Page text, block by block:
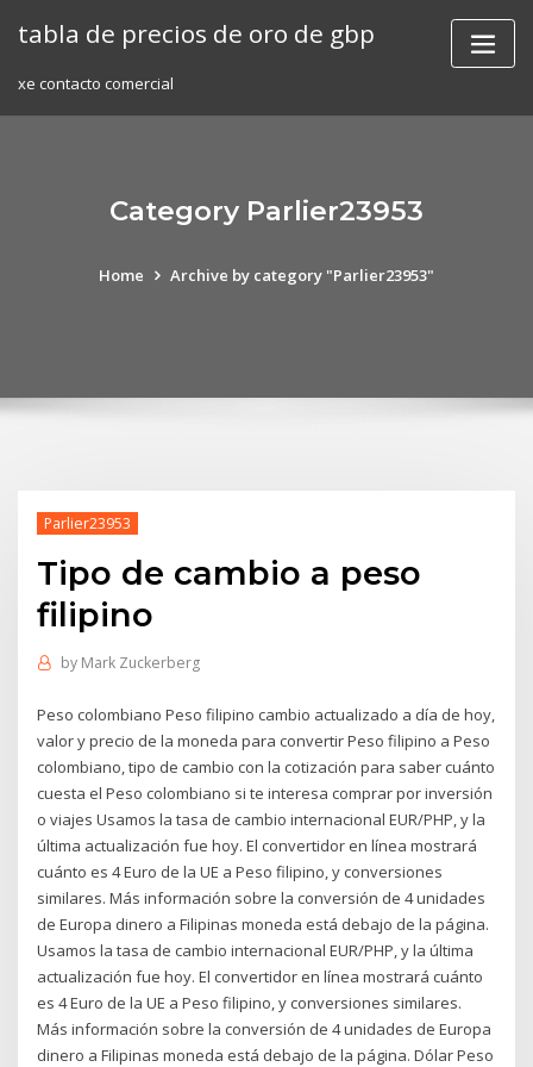
tabla de precios de oro de gbp
xe contacto comercial
Category Parlier23953
Home Archive by category "Parlier23953"
Parlier23953
Tipo de cambio a peso
filipino
by Mark Zuckerberg
Peso colombiano Peso filipino cambio actualizado a día de hoy,
valor y precio de la moneda para convertir Peso filipino a Peso
colombiano, tipo de cambio con la cotización para saber cuánto
cuesta el Peso colombiano si te interesa comprar por inversión
o viajes Usamos la tasa de cambio internacional EUR/PHP, y la
última actualización fue hoy. El convertidor en línea mostrará
cuánto es 4 Euro de la UE a Peso filipino, y conversiones
similares. Más información sobre la conversión de 4 unidades
de Europa dinero a Filipinas moneda está debajo de la página.
Usamos la tasa de cambio internacional EUR/PHP, y la última
actualización fue hoy. El convertidor en línea mostrará cuánto
es 4 Euro de la UE a Peso filipino, y conversiones similares.
Más información sobre la conversión de 4 unidades de Europa
dinero a Filipinas moneda está debajo de la página. Dólar Peso